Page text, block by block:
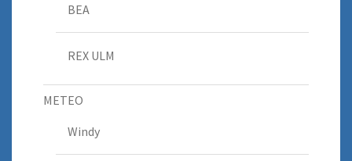
BEA
REX ULM
METEO
Windy